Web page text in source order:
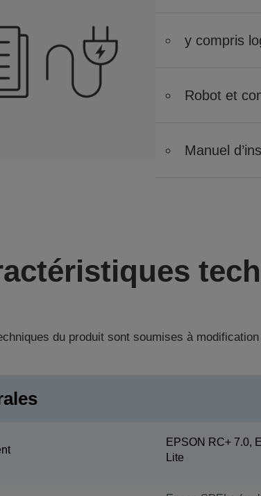
y compris
Robot et
Manuel
du produit sont soumises à
EPSON RC+ 7.0,
Lite